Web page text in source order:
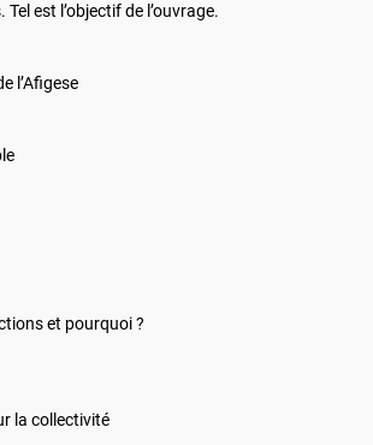
est l’objectif de l’ouvrage.
l’Afigese
et pourquoi ?
la collectivité